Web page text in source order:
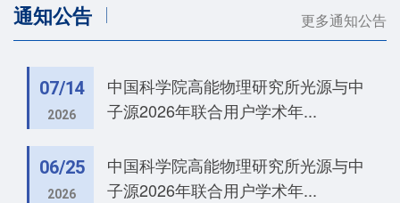
通知公告 更多通知公告
07/14
2026
中国科学院高能物理研究所光源与中
子源2026年联合用户学术年...
06/25
2026
中国科学院高能物理研究所光源与中
子源2026年联合用户学术年...